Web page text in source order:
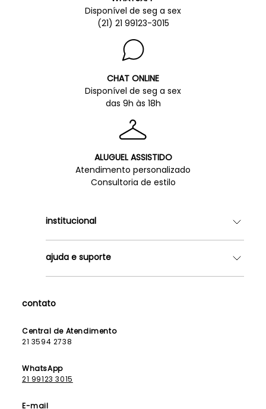
Disponível de seg a sex
(21) 21 99123-3015
CHAT ONLINE
Disponível de seg a sex
das 9h às 18h
ALUGUEL ASSISTIDO
Atendimento personalizado
Consultoria de estilo
institucional
Lojas
Como Funciona
Lista de Formandas
ajuda e suporte
Política de Privacidade
contato
Central de Atendimento
21 3594 2738
WhatsApp
21 99123 3015
E-mail